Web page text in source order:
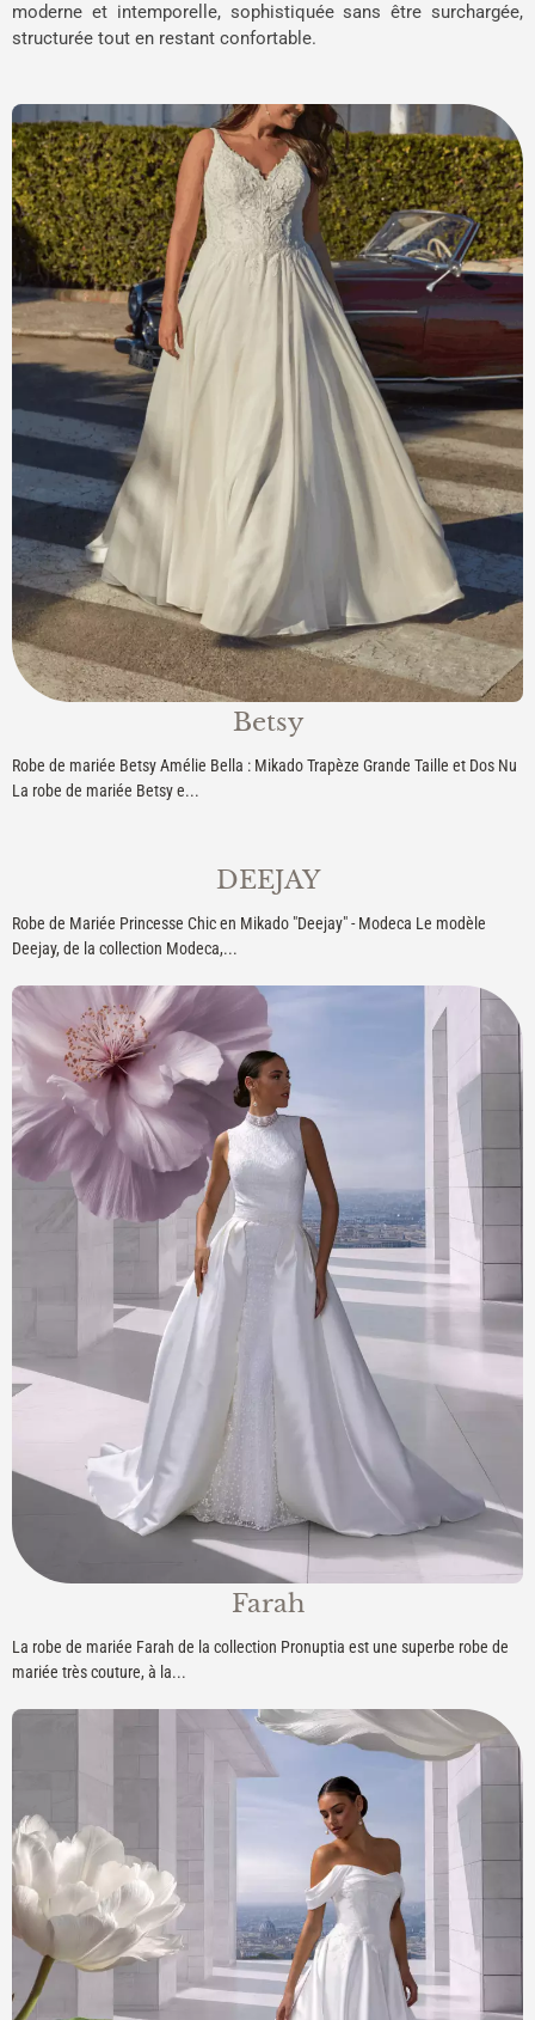
moderne et intemporelle, sophistiquée sans être surchargée,
structurée tout en restant confortable.
Betsy
Robe de mariée Betsy Amélie Bella : Mikado Trapèze Grande Taille et Dos Nu
La robe de mariée Betsy e...
DEEJAY
Robe de Mariée Princesse Chic en Mikado "Deejay" - Modeca Le modèle
Deejay, de la collection Modeca,...
Farah
La robe de mariée Farah de la collection Pronuptia est une superbe robe de
mariée très couture, à la...